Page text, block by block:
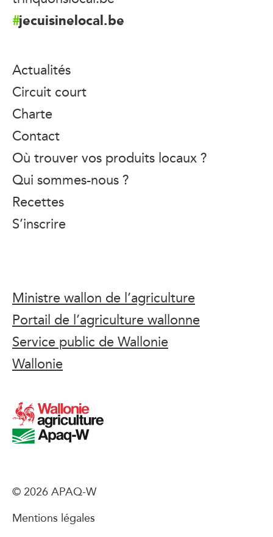
jecuisinelocal.be
Actualités
Circuit court
Charte
Contact
Où trouver vos produits locaux ?
Qui sommes-nous ?
Recettes
S’inscrire
Ministre wallon de l’agriculture
Portail de l’agriculture wallonne
Service public de Wallonie
Wallonie
© 2026 APAQ-W
Mentions légales